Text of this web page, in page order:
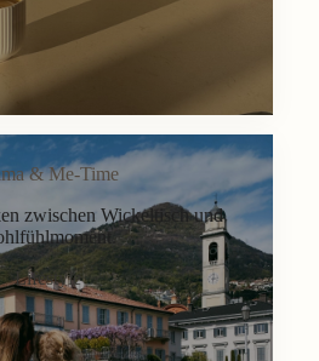
& Me-Time
zwischen Wickeltisch und
Lifestyle